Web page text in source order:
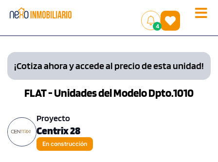
Toggle
4
()
¡Cotiza ahora y accede al precio de esta unidad!
FLAT - Unidades del Modelo Dpto.1010
Proyecto
Centrix 28
En construcción